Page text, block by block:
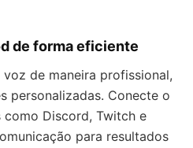
de forma eficiente
de maneira profissional,
personalizadas. Conecte o
Discord, Twitch e
para resultados